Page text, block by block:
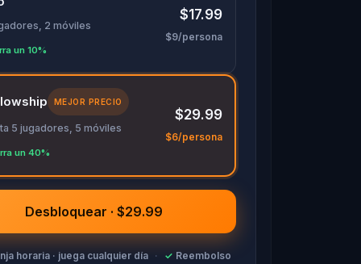
2 móviles
un 10%
$17.99
$9/persona
MEJOR PRECIO
5 jugadores, 5 móviles
un 40%
$29.99
$6/persona
Desbloquear · $29.99
horaria · juega cualquier día · ✓ Reembolso